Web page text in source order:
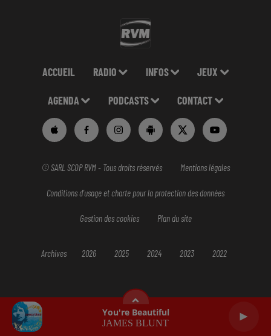
You're Beautiful
JAMES BLUNT
ACCUEIL RADIO INFOS JEUX
AGENDA PODCASTS CONTACT
© SARL SCOP RVM - Tous droits réservés Mentions légales
Conditions d'usage et charte pour la protection des données
Gestion des cookies Plan du site
Archives 2026 2025 2024 2023 2022